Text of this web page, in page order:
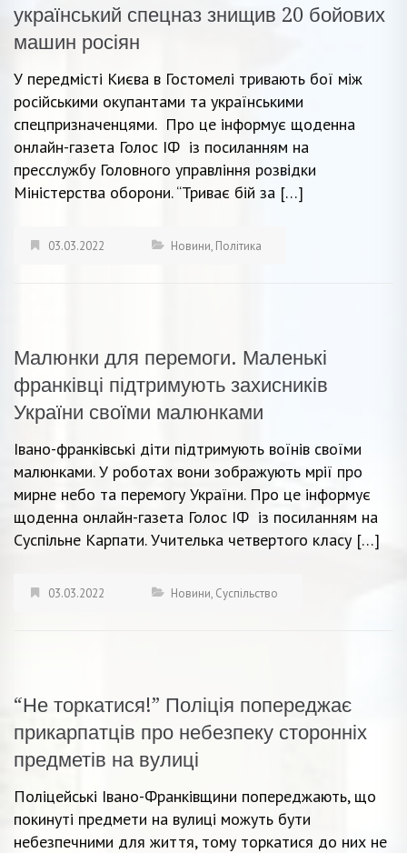
український спецназ знищив 20 бойових
машин росіян
У передмісті Києва в Гостомелі тривають бої між
російськими окупантами та українськими
спецпризначенцями. Про це інформує щоденна
онлайн-газета Голос ІФ із посиланням на
пресслужбу Головного управління розвідки
Міністерства оборони. “Триває бій за […]
03.03.2022 Новини, Політика
Малюнки для перемоги. Маленькі
франківці підтримують захисників
України своїми малюнками
Івано-франківські діти підтримують воїнів своїми
малюнками. У роботах вони зображують мрії про
мирне небо та перемогу України. Про це інформує
щоденна онлайн-газета Голос ІФ із посиланням на
Суспільне Карпати. Учителька четвертого класу […]
03.03.2022 Новини, Суспільство
“Не торкатися!” Поліція попереджає
прикарпатців про небезпеку сторонніх
предметів на вулиці
Поліцейські Івано-Франківщини попереджають, що
покинуті предмети на вулиці можуть бути
небезпечними для життя, тому торкатися до них не